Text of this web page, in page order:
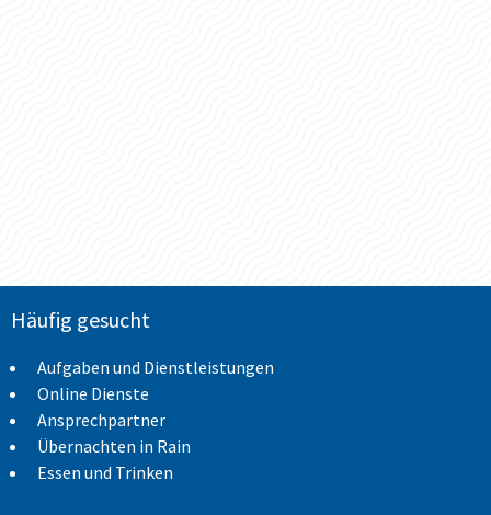
Häufig gesucht
Aufgaben und Dienstleistungen
Online Dienste
Ansprechpartner
Übernachten in Rain
Essen und Trinken